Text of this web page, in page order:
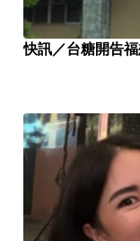
快訊／台糖開告